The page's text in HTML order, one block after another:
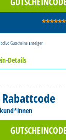
Gutscheineanzeigen
Details